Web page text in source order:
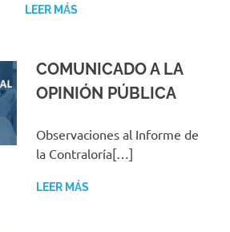
LEER MÁS
COMUNICADO A LA
OPINIÓN PÚBLICA
Observaciones al Informe de
la Contraloría[…]
LEER MÁS